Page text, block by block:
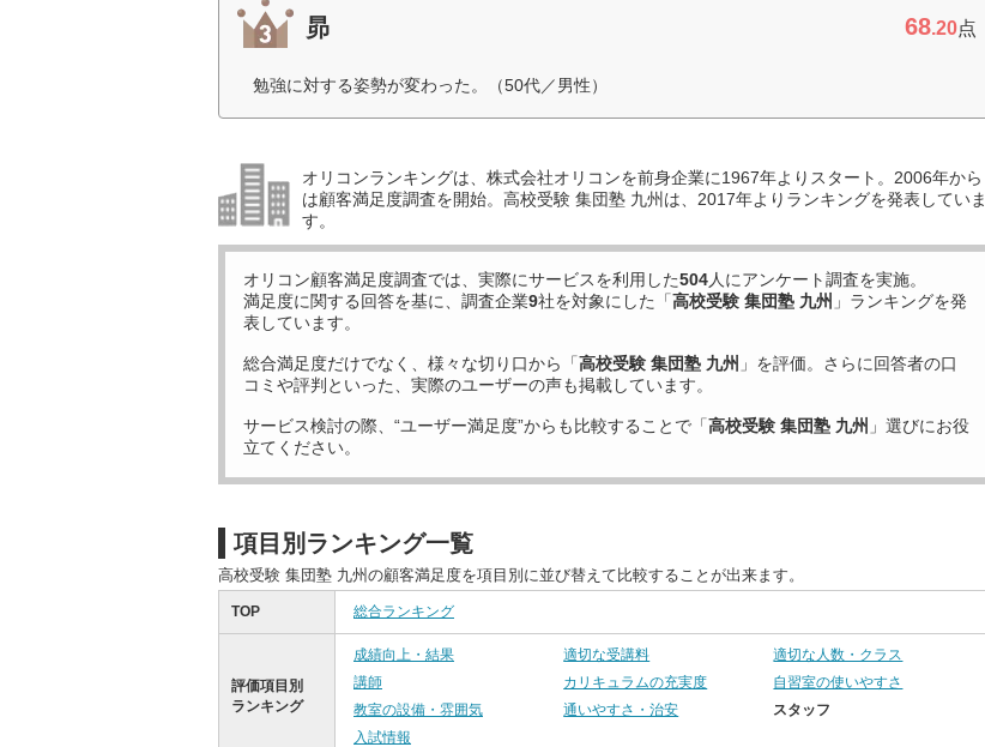
昴 68.20点
勉強に対する姿勢が変わった。（50代／男性）
オリコンランキングは、株式会社オリコンを前身企業に1967年よりスタート。2006年から
は顧客満足度調査を開始。高校受験 集団塾 九州は、2017年よりランキングを発表していま
す。
オリコン顧客満足度調査では、実際にサービスを利用した504人にアンケート調査を実施。
満足度に関する回答を基に、調査企業9社を対象にした「高校受験 集団塾 九州 」ランキングを発
表しています。
総合満足度だけでなく、様々な切り口から「高校受験 集団塾 九州 」を評価。さらに回答者の口
コミや評判といった、実際のユーザーの声も掲載しています。
サービス検討の際、“ユーザー満足度”からも比較することで「高校受験 集団塾 九州 」選びにお役
立てください。
項目別ランキング一覧
高校受験 集団塾 九州の顧客満足度を項目別に並び替えて比較することが出来ます。
TOP 総合ランキング
評価項目別
ランキング
成績向上・結果 適切な受講料
適切な人数・クラス
講師
カリキュラムの充実度
自習室の使いやすさ
教室の設備・雰囲気
通いやすさ・治安
スタッフ
入試情報